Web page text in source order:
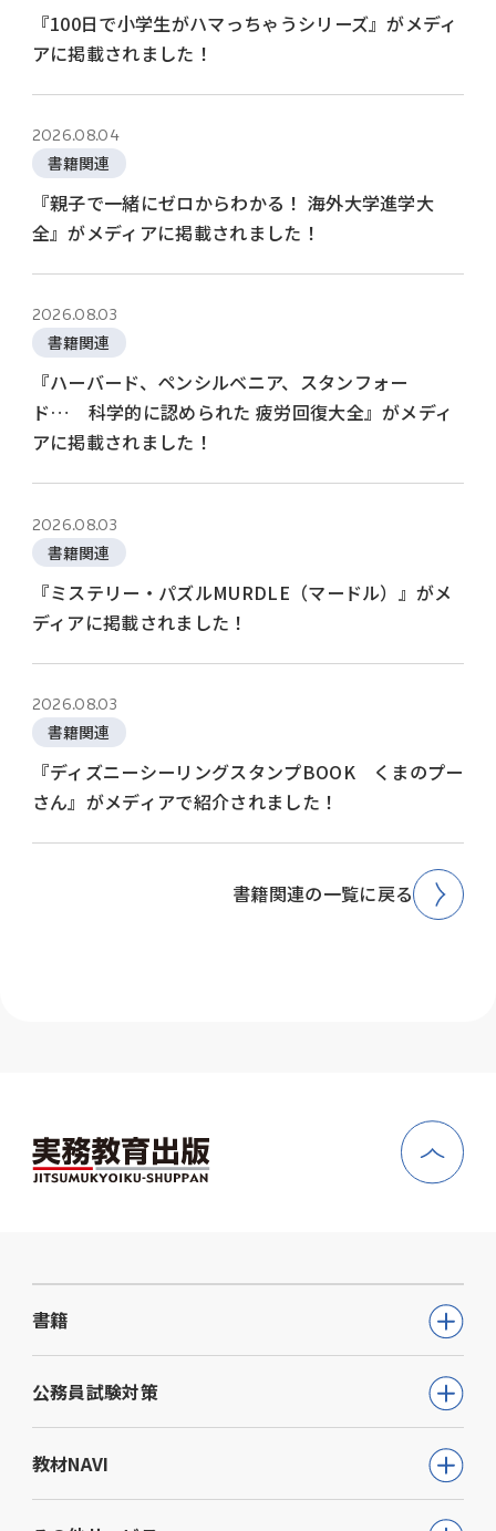
『100日で小学生がハマっちゃうシリーズ』がメディ
アに掲載されました！
2026.08.04
書籍関連
『親子で一緒にゼロからわかる！ 海外大学進学大
全』がメディアに掲載されました！
2026.08.03
書籍関連
『ハーバード、ペンシルベニア、スタンフォー
ド… 科学的に認められた 疲労回復大全』がメディ
アに掲載されました！
2026.08.03
書籍関連
『ミステリー・パズルMURDLE（マードル）』がメ
ディアに掲載されました！
2026.08.03
書籍関連
『ディズニーシーリングスタンプBOOK くまのプー
さん』がメディアで紹介されました！
書籍関連の一覧に戻る
書籍
公務員試験
教員採用試験
就職・資格・検定
教育・学参
公務員試験対策
公務員試験について知る
通信講座
教材NAVI
高等学校向け事業